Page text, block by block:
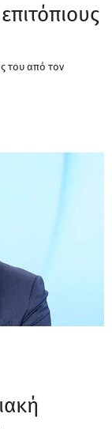
του από τον